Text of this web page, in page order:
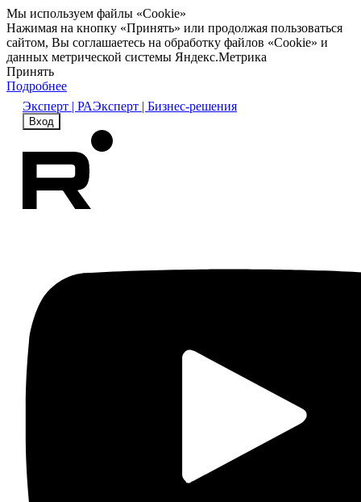
Мы используем файлы «Cookie»
Нажимая на кнопку «Принять» или продолжая пользоваться
сайтом, Вы соглашаетесь на обработку файлов «Cookie» и
данных метрической системы Яндекс.Метрика
Принять
Подробнее
Эксперт | РАЭксперт | Бизнес-решения
Вход